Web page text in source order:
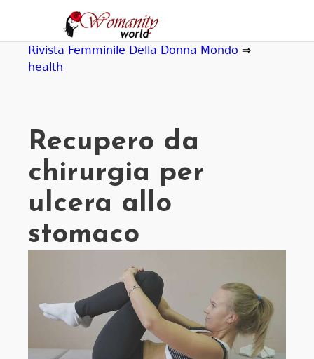
navigation
Rivista Femminile Della Donna Mondo ⇒
health
Recupero da
chirurgia per
ulcera allo
stomaco